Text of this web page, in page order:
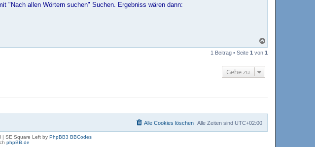
"Nach allen Wörtern suchen" Suchen. Ergebniss wären dann:
a
c
1 Beitrag • Seite 1 von 1
Gehe zu
Alle Zeiten sind UTC+02:00
Alle Cookies löschen
| SE Square Left by PhpBB3 BBCodes
phpBB.de